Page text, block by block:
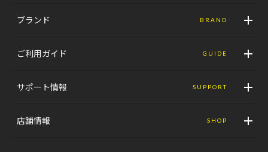
ブランド BRAND
ご利用ガイド GUIDE
サポート情報 SUPPORT
店舗情報 SHOP